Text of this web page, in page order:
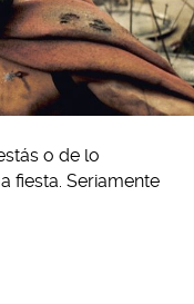
o de lo
fiesta. Seriamente